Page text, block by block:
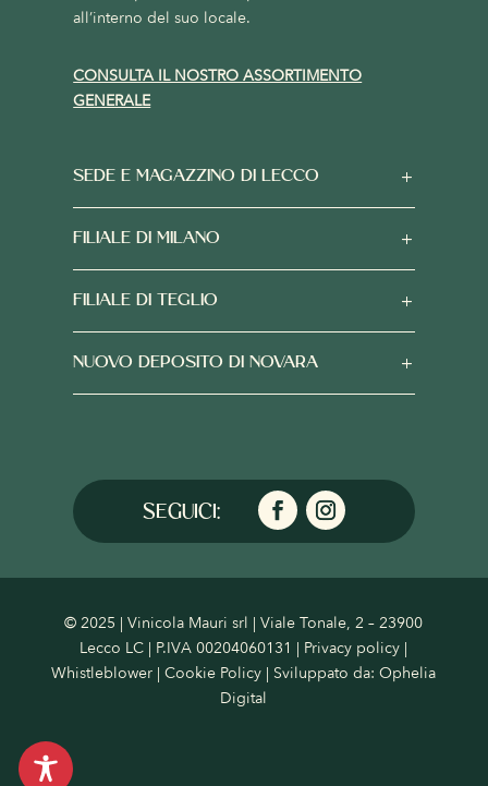
all’interno del suo locale.
CONSULTA IL NOSTRO ASSORTIMENTO
GENERALE
SEDE E MAGAZZINO DI LECCO
FILIALE DI MILANO
FILIALE DI TEGLIO
NUOVO DEPOSITO DI NOVARA
© 2025 | Vinicola Mauri srl | Viale Tonale, 2 – 23900
Lecco LC | P.IVA 00204060131 | Privacy policy |
Whistleblower |Cookie Policy | Sviluppato da:Ophelia
Digital